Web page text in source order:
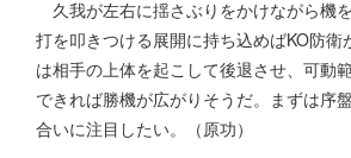
久我が左右に揺さぶりをかけながら機
打を叩きつける展開に持ち込めばKO防衛
は相手の上体を起こして後退させ、可動
できれば勝機が広がりそうだ。まずは序
合いに注目したい。（原功）